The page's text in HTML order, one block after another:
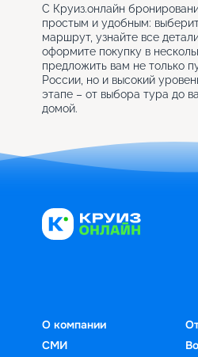
С Круиз.онлайн
простым и удобным:
маршрут, узнайте все
оформите покупку в
предложить вам не только
России, но и высокий
этапе – от выбора тура до
домой.
О компании
СМИ